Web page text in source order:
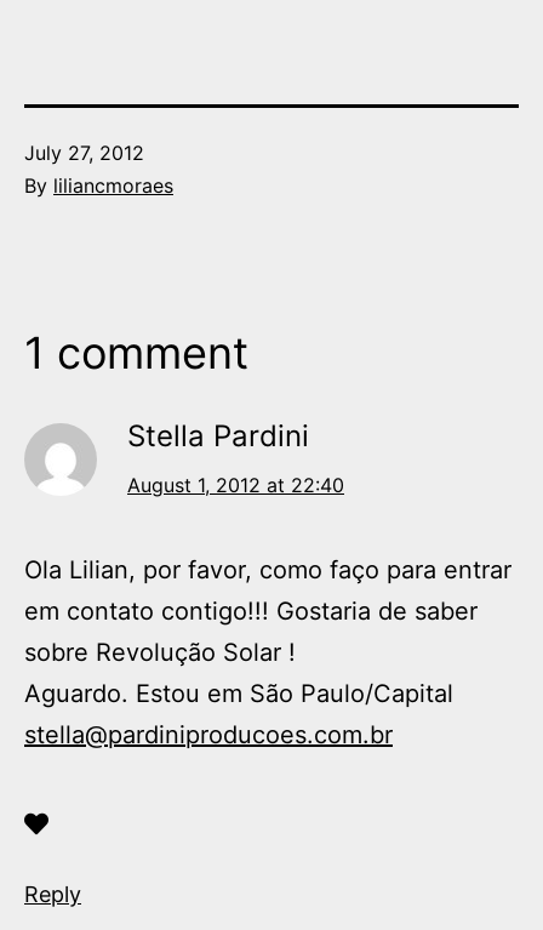
Published
July 27, 2012
By liliancmoraes
1 comment
Stella Pardini
August 1, 2012 at 22:40
Ola Lilian, por favor, como faço para entrar
em contato contigo!!! Gostaria de saber
sobre Revolução Solar !
Aguardo. Estou em São Paulo/Capital
stella@pardiniproducoes.com.br
Reply